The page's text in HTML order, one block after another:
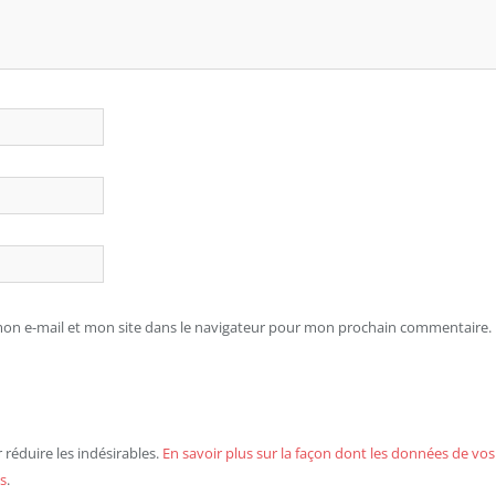
e-mail et mon site dans le navigateur pour mon prochain commentaire.
les indésirables. En savoir plus sur la façon dont les données de vos
.